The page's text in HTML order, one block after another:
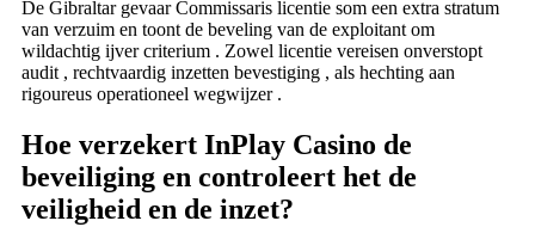
De Gibraltar gevaar Commissaris licentie som een extra stratum
van verzuim en toont de beveling van de exploitant om
wildachtig ijver criterium . Zowel licentie vereisen onverstopt
audit , rechtvaardig inzetten bevestiging , als hechting aan
rigoureus operationeel wegwijzer .
Hoe verzekert InPlay Casino de
beveiliging en controleert het de
veiligheid en de inzet?